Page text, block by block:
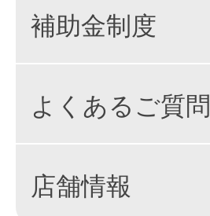
補助金制度
よくあるご質問
店舗情報